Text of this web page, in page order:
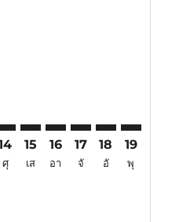
ศุ
15
เส
16
อา
17
จั
18
อั
19
พุ